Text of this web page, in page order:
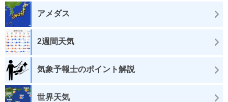
アメダス
2週間天気
気象予報士のポイント解説
世界天気